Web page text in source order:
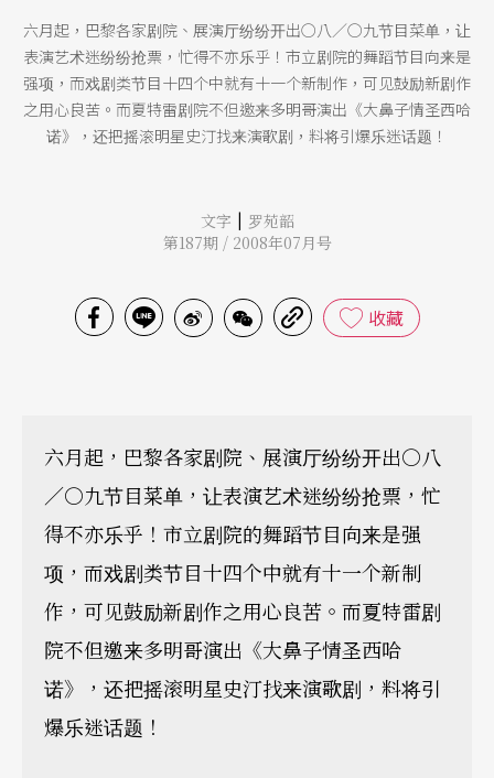
六月起，巴黎各家剧院、展演厅纷纷开出○八／○九节目菜单，让
表演艺术迷纷纷抢票，忙得不亦乐乎！市立剧院的舞蹈节目向来是
强项，而戏剧类节目十四个中就有十一个新制作，可见鼓励新剧作
之用心良苦。而夏特雷剧院不但邀来多明哥演出《大鼻子情圣西哈
诺》，还把摇滚明星史汀找来演歌剧，料将引爆乐迷话题！
文字 | 罗苑韶
第187期 / 2008年07月号
收藏
六月起，巴黎各家剧院、展演厅纷纷开出○八
／○九节目菜单，让表演艺术迷纷纷抢票，忙
得不亦乐乎！市立剧院的舞蹈节目向来是强
项，而戏剧类节目十四个中就有十一个新制
作，可见鼓励新剧作之用心良苦。而夏特雷剧
院不但邀来多明哥演出《大鼻子情圣西哈
诺》，还把摇滚明星史汀找来演歌剧，料将引
爆乐迷话题！